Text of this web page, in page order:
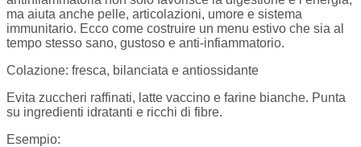
ma aiuta anche pelle, articolazioni, umore e sistema
immunitario. Ecco come costruire un menu estivo che sia al
tempo stesso sano, gustoso e anti-infiammatorio.
Colazione: fresca, bilanciata e antiossidante
Evita zuccheri raffinati, latte vaccino e farine bianche. Punta
su ingredienti idratanti e ricchi di fibre.
Esempio: